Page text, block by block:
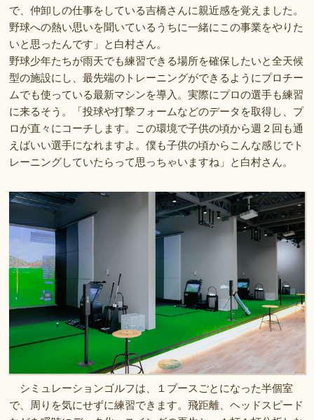
で、仲卸しの仕事をしている吉橋さんに親近感を覚えました。
野球への熱い思いを聞いているうちに一緒にこの事業をやりた
いと思ったんです」と白村さん。
野球少年たちが雨天でも練習できる場所を確保したいと全天候
型の施設にし、最先端のトレーニングができるようにプロチー
ムでも使っている最新マシンを導入。実際にプロの選手も練習
に来るそう。「投球や打撃フォームなどのデータを取得し、プ
ロが直々にコーチします。この環境で子供の頃から週２回も通
えばいい選手になれますよ。僕も子供の頃からこんな感じでト
レーニングしていたらって思っちゃいますね」と白村さん。
シミュレーションゴルフは、１ブースごとになった半個室
で、周りを気にせずに練習できます。飛距離、ヘッドスピード